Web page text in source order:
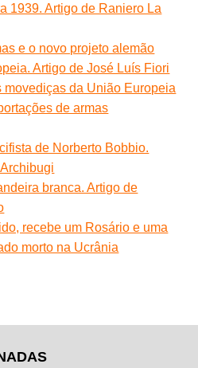
1939. Artigo de Raniero La
e o novo projeto alemão
Artigo de José Luís Fiori
movediças da União Europeia
de armas
de Norberto Bobbio.
branca. Artigo de
recebe um Rosário e uma
morto na Ucrânia